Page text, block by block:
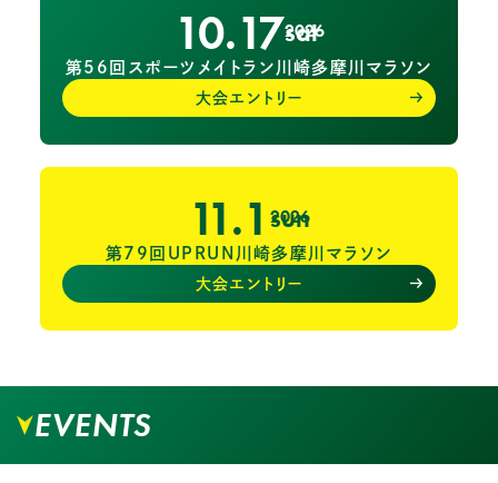
10.172026
sat
第56回スポーツメイトラン川崎多摩川マラソン
大会エントリー
11.1 2026
sun
第79回UPRUN川崎多摩川マラソン
大会エントリー
EVENTS